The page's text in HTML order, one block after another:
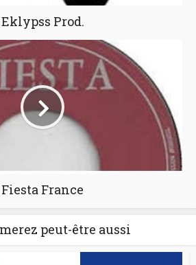
Eklypss Prod.
Fiesta France
peut-être aussi